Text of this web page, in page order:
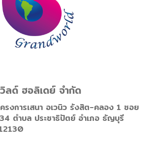
ลด์ ฮอลิเดย์ จำกัด
รงการเสนา อเวนิว รังสิต-คลอง 1 ซอย
ตำบล ประชาธิปัตย์ อำเภอ ธัญบุรี